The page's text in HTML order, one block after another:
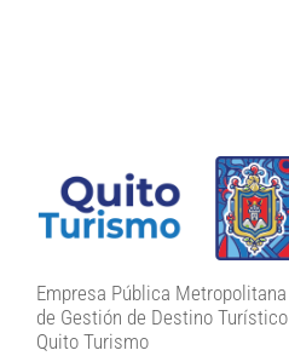
Empresa Pública Metropolitana
de Gestión de Destino Turístico
Quito Turismo